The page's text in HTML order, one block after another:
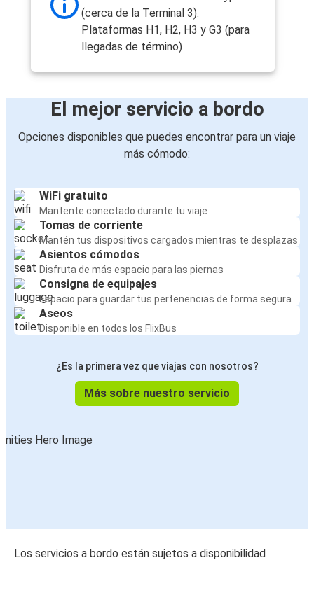
(cerca de la Terminal 3).
Plataformas H1, H2, H3 y G3 (para
llegadas de término)
El mejor servicio a bordo
Opciones disponibles que puedes encontrar para un viaje
más cómodo:
WiFi gratuito
Mantente conectado durante tu viaje
Tomas de corriente
Mantén tus dispositivos cargados mientras te desplazas
Asientos cómodos
Disfruta de más espacio para las piernas
Consigna de equipajes
Espacio para guardar tus pertenencias de forma segura
Aseos
Disponible en todos los FlixBus
¿Es la primera vez que viajas con nosotros?
Más sobre nuestro servicio
Los servicios a bordo están sujetos a disponibilidad